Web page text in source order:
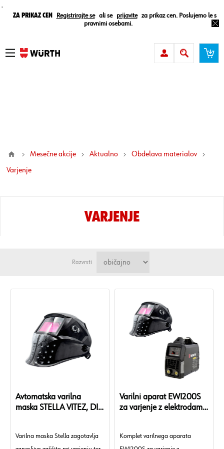
¸
Za prikaz cen Registrirajte se ali se prijavite
za prikaz cen. Poslujemo le s
pravnimi osebami.
Mesečne akcije Aktualno
Obdelava materialov
varjenje
VARJENJE
Razvrsti
Avtomatska varilna
maska STELLA VITEZ, DIN
Varilna maska Stella zagotavlja
Varilni aparat EWI200S
za varjenje z elektrodami
Komplet varilnega aparata